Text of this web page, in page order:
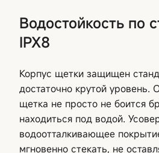
Водостойкость по
IPX8
Корпус щетки защищен
достаточно крутой уровень.
щетка не просто не боится
находиться под водой.
водоотталкивающее
мгновенно стекать, не